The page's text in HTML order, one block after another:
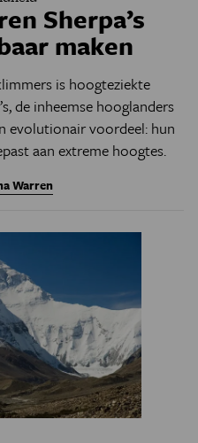
Sherpa’s
maken
is hoogteziekte
de inheemse hooglanders
evolutionair voordeel: hun
aan extreme hoogtes.
Warren